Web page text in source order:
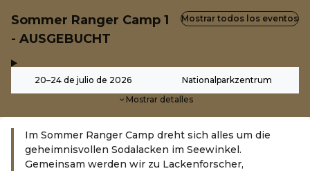
Sommer Ranger Camp 1
- AUSGEBUCHT
20–24 de julio de 2026 Nationalparkzentrum
Mostrar detalles
Mostrar todos los eventos
Im Sommer Ranger Camp dreht sich alles um die
geheimnisvollen Sodalacken im Seewinkel.
Gemeinsam werden wir zu Lackenforscher,